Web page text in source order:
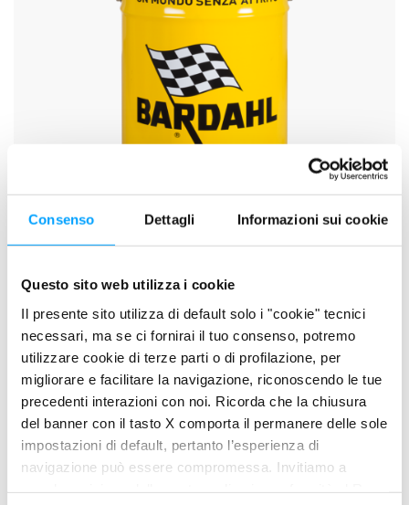
Consenso Dettagli Informazioni sui cookie
Questo sito web utilizza i cookie
Il presente sito utilizza di default solo i "cookie" tecnici
necessari, ma se ci fornirai il tuo consenso, potremo
utilizzare cookie di terze parti o di profilazione, per
migliorare e facilitare la navigazione, riconoscendo le tue
precedenti interazioni con noi. Ricorda che la chiusura
del banner con il tasto X comporta il permanere delle sole
impostazioni di default, pertanto l’esperienza di
navigazione può essere compromessa. Invitiamo a
COMPRESSOR OIL SYNTHETIC ISO 68